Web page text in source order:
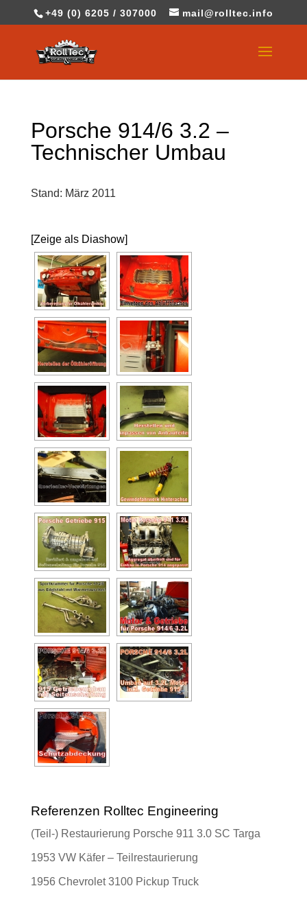
+49 (0) 6205 / 307000 mail@rolltec.info
Porsche 914/6 3.2 –
Technischer Umbau
Stand: März 2011
[Zeige als Diashow]
Referenzen Rolltec Engineering
(Teil-) Restaurierung Porsche 911 3.0 SC Targa
1953 VW Käfer – Teilrestaurierung
1956 Chevrolet 3100 Pickup Truck